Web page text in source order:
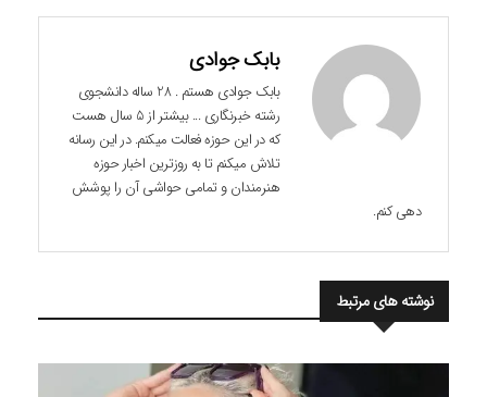
بابک جوادی
بابک جوادی هستم . 28 ساله دانشجوی
رشته خبرنگاری ... بیشتر از 5 سال هست
که در این حوزه فعالت میکنم. در این رسانه
تلاش میکنم تا به روزترین اخبار حوزه
هنرمندان و تمامی حواشی آن را پوشش
دهی کنم.
نوشته های مرتبط